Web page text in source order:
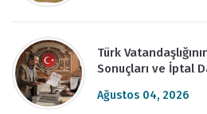
Türk
Sonuçları ve İptal
Ağustos 04, 2026